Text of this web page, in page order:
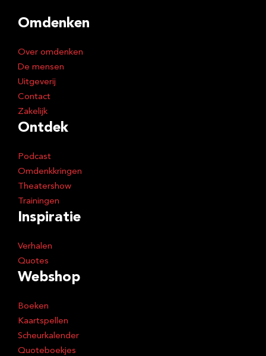
r
s
Omdenken
Over omdenken
De mensen
Uitgeverij
Contact
Zakelijk
Ontdek
Podcast
Omdenkkringen
Theatershow
Trainingen
Inspiratie
Verhalen
Quotes
Webshop
Boeken
Kaartspellen
Scheurkalender
Quoteboekjes